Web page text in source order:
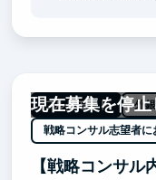
各業界の実務や
が求められるた
顧客ニーズを捉
で表現する提案
現在募集を停
フルリモート 外
戦略コンサル志望者に
【戦略コンサ